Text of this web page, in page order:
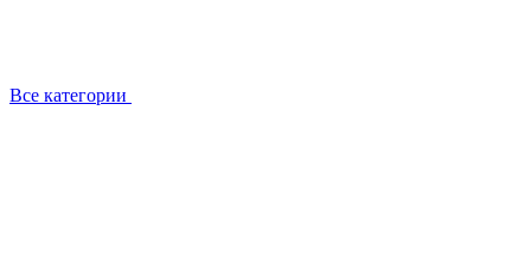
Все категории